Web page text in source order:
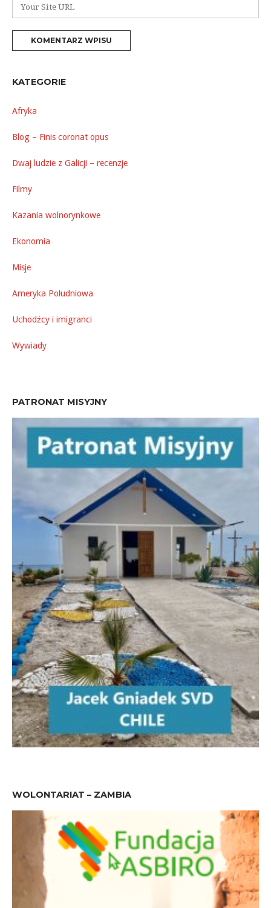
internetowa
KATEGORIE
Afryka
Blog – Finis coronat opus
Dwaj ludzie z Galicji – recenzje
Filmy
Kazania wolnorynkowe
Ekonomia
Misje
Ameryka Południowa
Uchodźcy i imigranci
Wywiady
PATRONAT MISYJNY
WOLONTARIAT – ZAMBIA